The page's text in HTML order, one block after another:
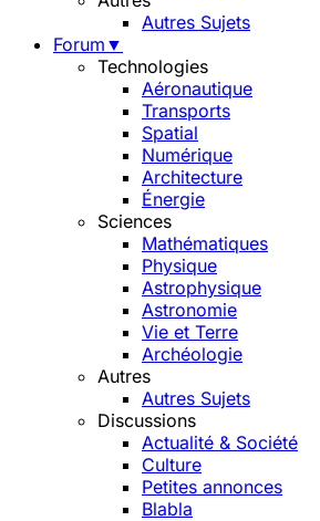
Autres Sujets
Forum ▼
Technologies
Aéronautique
Transports
Spatial
Numérique
Architecture
Énergie
Sciences
Mathématiques
Physique
Astrophysique
Astronomie
Vie et Terre
Archéologie
Autres
Autres Sujets
Discussions
Actualité & Société
Culture
Petites annonces
Blabla